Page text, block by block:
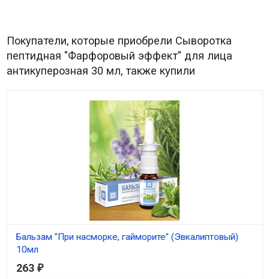
Покупатели, которые приобрели Сыворотка
пептидная "Фарфоровый эффект" для лица
антикуперозная 30 мл, также купили
Бальзам "При насморке, гайморите" (Эвкалиптовый)
10мл
В наличии
263 ₽